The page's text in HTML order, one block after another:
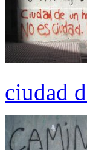
ciudad